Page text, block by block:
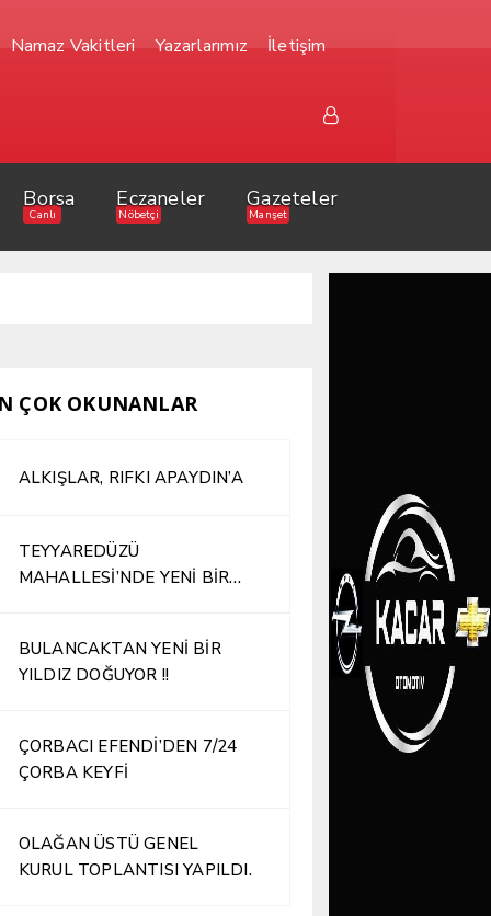
Namaz Vakitleri Yazarlarımız İletişim
Borsa
Canlı
Eczaneler
Nöbetçi
Gazeteler
Manşet
ÇOK OKUNANLAR
ALKIŞLAR, RIFKI APAYDIN’A
TEYYAREDÜZÜ
MAHALLESİ’NDE YENİ BİR
BULANCAKTAN YENİ BİR
YILDIZ DOĞUYOR !!
ÇORBACI EFENDİ’DEN 7/24
ÇORBA KEYFİ
OLAĞAN ÜSTÜ GENEL
KURUL TOPLANTISI YAPILDI.